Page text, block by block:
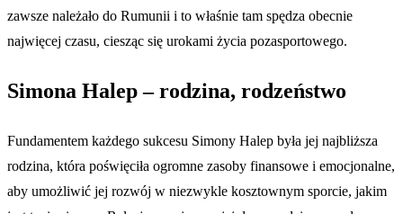
zawsze należało do Rumunii i to właśnie tam spędza obecnie
najwięcej czasu, ciesząc się urokami życia pozasportowego.
Simona Halep – rodzina, rodzeństwo
Fundamentem każdego sukcesu Simony Halep była jej najbliższa
rodzina, która poświęciła ogromne zasoby finansowe i emocjonalne,
aby umożliwić jej rozwój w niezwykle kosztownym sporcie, jakim